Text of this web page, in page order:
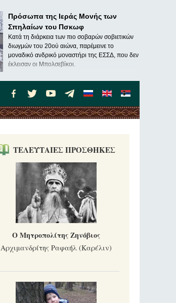
Πρόσωπα της Ιεράς Μονής των
Σπηλαίων του Πσκωφ
Κατά τη διάρκεια των πιο σοβαρών σοβιετικών
διωγμών του 20ού αιώνα, παρέμεινε το
μοναδικό ανδρικό μοναστήρι της ΕΣΣΔ, που δεν
έκλεισαν οι Μπολσεβίκοι.
ΤΕΛΕΥΤΑΙΕΣ ΠΡΟΣΘΗΚΕΣ
Ο Μητροπολίτης Ζηνόβιος
Αρχιμανδρίτης Ραφαήλ (Καρέλιν)